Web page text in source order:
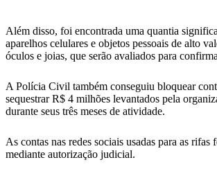
Além disso, foi encontrada uma quantia
aparelhos celulares e objetos pessoais de alto
óculos e joias, que serão avaliados para
A Polícia Civil também conseguiu bloquear
sequestrar R$ 4 milhões levantados pela
durante seus três meses de atividade.
As contas nas redes sociais usadas para as rifas
mediante autorização judicial.